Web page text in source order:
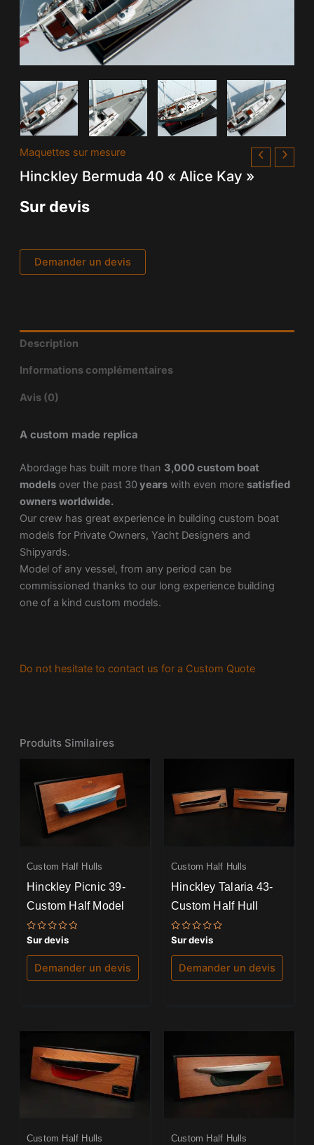
Maquettes sur mesure
Hinckley Bermuda 40 « Alice Kay »
Sur devis
Demander un devis
Description
Informations complémentaires
Avis (0)
A custom made replica
Abordage has built more than 3,000 custom boat
modelsover the past 30 yearswith even more satisfied
owners worldwide.
Our crew has great experience in building custom boat
models for Private Owners, Yacht Designers and
Shipyards.
Model of any vessel, from any period can be
commissioned thanks to our long experience building
one of a kind custom models.
Do not hesitate to contact us for a Custom Quote
Produits Similaires
Custom Half Hulls
Hinckley Picnic 39-
Custom Half Model
Note
0
sur
Sur devis
Demander un devis
Custom Half Hulls
Hinckley Talaria 43-
Custom Half Hull
Note
0
sur
Sur devis
Demander un devis
Custom Half Hulls Custom Half Hulls